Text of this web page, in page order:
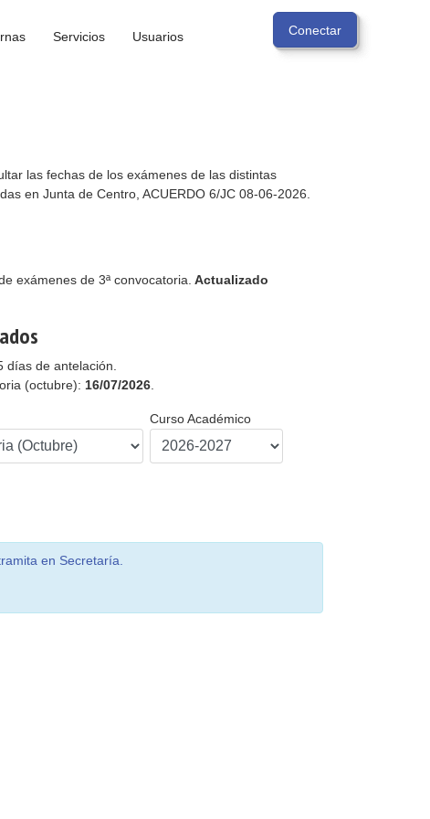
Servicios Usuarios
las fechas de los exámenes de las distintas
en Junta de Centro, ACUERDO 6/JC 08-06-2026.
exámenes de 3ª convocatoria. Actualizado
días de antelación.
(octubre): 16/07/2026
Curso Académico
en Secretaría.